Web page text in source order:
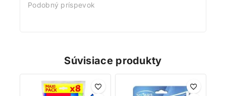
Podobný príspevok
Súvisiace produkty